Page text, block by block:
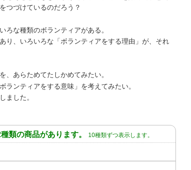
つづけているのだろう？
ろな種類のボランティアがある。
り、いろいろな「ボランティアをする理由」が、それ
、あらためてたしかめてみたい。
ランティアをする意味」を考えてみたい。
ました。
類の商品があります。 10種類ずつ表示します。